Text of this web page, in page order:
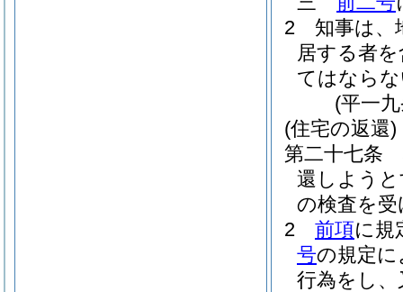
2
知事は、
居する者
てはなら
(平一
(住宅の返還)
第二十七条
還しよう
の検査を
2
前項に規
号の規定
行為をし